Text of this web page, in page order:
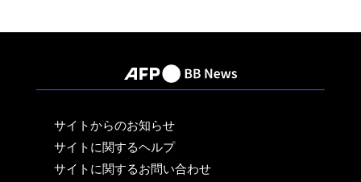
サイトからのお知らせ
サイトに関するヘルプ
サイトに関するお問い合わせ